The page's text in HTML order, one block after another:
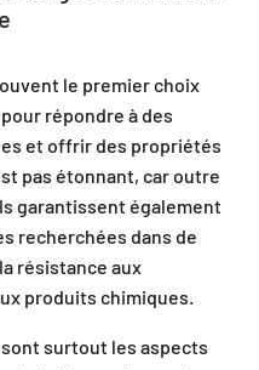
le premier choix
répondre à des
et offrir des propriétés
pas étonnant, car outre
garantissent également
recherchées dans de
résistance aux
produits chimiques.
surtout les aspects